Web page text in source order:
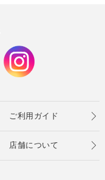
ご利用ガイド
店舗について